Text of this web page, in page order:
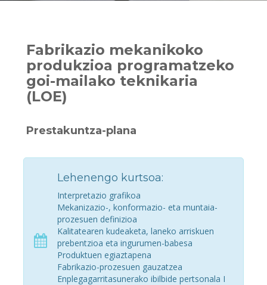
Fabrikazio mekanikoko
produkzioa programatzeko
goi-mailako teknikaria
(LOE)
Prestakuntza-plana
Lehenengo kurtsoa:
Interpretazio grafikoa
Mekanizazio-, konformazio- eta muntaia-
prozesuen definizioa
Kalitatearen kudeaketa, laneko arriskuen
prebentzioa eta ingurumen-babesa
Produktuen egiaztapena
Fabrikazio-prozesuen gauzatzea
Enplegagarritasunerako ibilbide pertsonala I